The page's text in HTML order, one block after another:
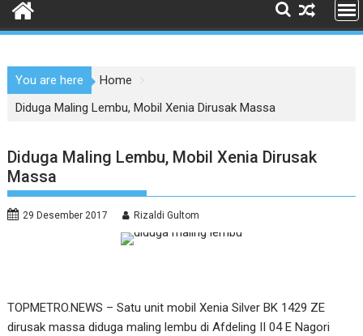
You are here
Home
Diduga Maling Lembu, Mobil Xenia Dirusak Massa
Diduga Maling Lembu, Mobil Xenia Dirusak
Massa
29 Desember 2017 Rizaldi Gultom
TOPMETRO.NEWS – Satu unit mobil Xenia Silver BK 1429 ZE
dirusak massa diduga maling lembu di Afdeling II 04 E Nagori